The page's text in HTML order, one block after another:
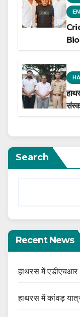
Search
Recent News
हाथरस में एडीएचआर
हाथरस में कांवड़